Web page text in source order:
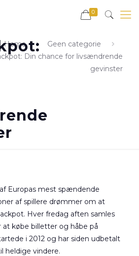
0
Home
Geen categorie
Din chance for livsændrende
gevinster
Europas mest spændende
af spillere drømmer om at
Hver fredag aften samles
at købe billetter og håbe på
i 2012 og har siden udbetalt
heldige vindere.